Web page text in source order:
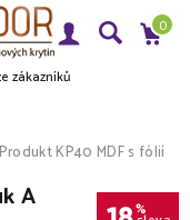
zákazníků
0
KP40 MDF s fólií
A %